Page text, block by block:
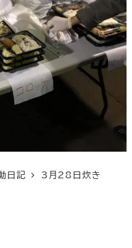
日記
3月28日炊き